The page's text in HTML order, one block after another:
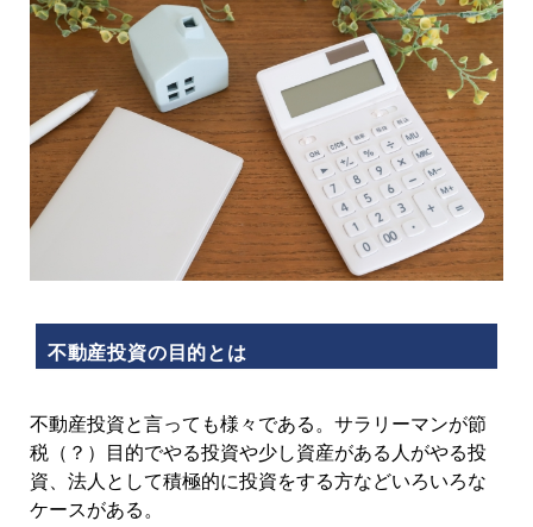
不動産投資の目的とは
不動産投資と言っても様々である。サラリーマンが節
税（？）目的でやる投資や少し資産がある人がやる投
資、法人として積極的に投資をする方などいろいろな
ケースがある。